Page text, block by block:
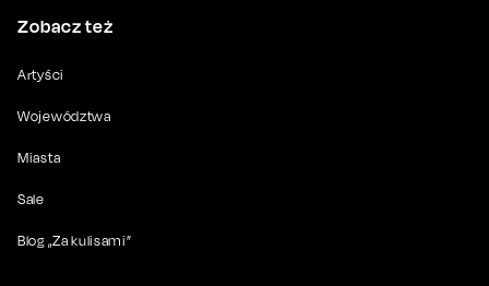
Zobacz też
Artyści
Województwa
Miasta
Sale
Blog „Za kulisami”